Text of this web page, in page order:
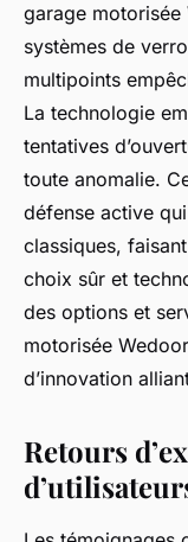
garage motorisée
systèmes de
multipoints
La technologie
tentatives
toute anomalie.
défense active
classiques,
choix sûr et
des options et
motorisée
d’innovation
Retours